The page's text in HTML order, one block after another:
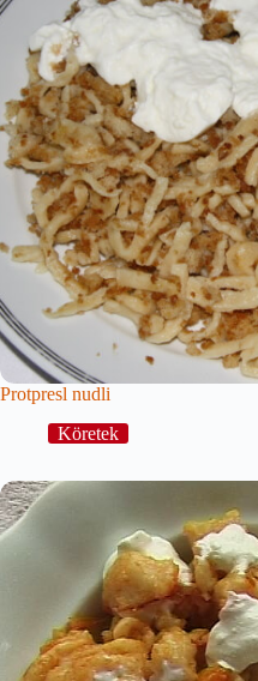
Protpresl nudli
Köretek